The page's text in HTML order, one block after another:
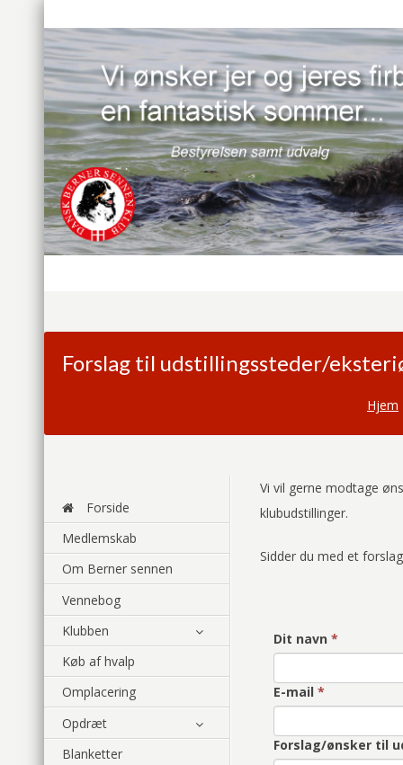
Forslag til udstillingssteder/
Hjem
Forside
Medlemskab
Om Berner sennen
Vennebog
Klubben
Køb af hvalp
Omplacering
Opdræt
Blanketter
Vi vil gerne modtage
klubudstillinger.
Sidder du med et
Dit navn *
E-mail *
Forslag/ønsker til